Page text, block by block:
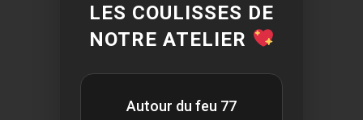
LES COULISSES DE
NOTRE ATELIER
Autour du feu 77